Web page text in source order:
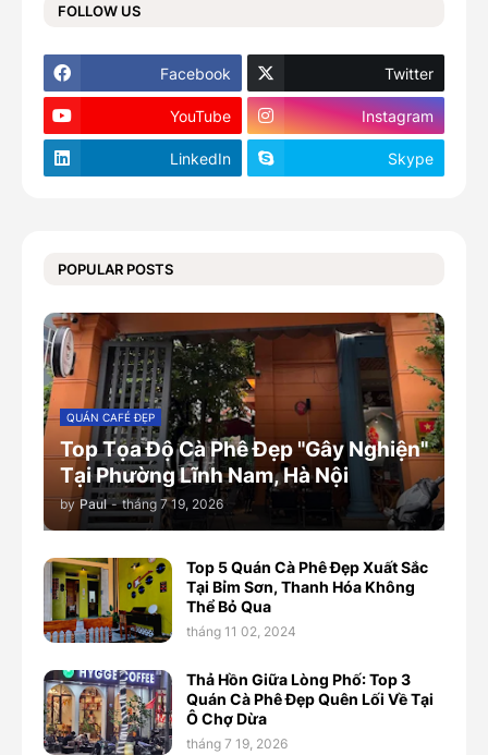
FOLLOW US
Facebook Twitter
YouTube Instagram
LinkedIn Skype
POPULAR POSTS
QUÁN CAFÉ ĐẸP
Top Tọa Độ Cà Phê Đẹp "Gây Nghiện"
Tại Phường Lĩnh Nam, Hà Nội
by Paul - tháng 7 19, 2026
Top 5 Quán Cà Phê Đẹp Xuất Sắc
Tại Bỉm Sơn, Thanh Hóa Không
Thể Bỏ Qua
tháng 11 02, 2024
Thả Hồn Giữa Lòng Phố: Top 3
Quán Cà Phê Đẹp Quên Lối Về Tại
Ô Chợ Dừa
tháng 7 19, 2026